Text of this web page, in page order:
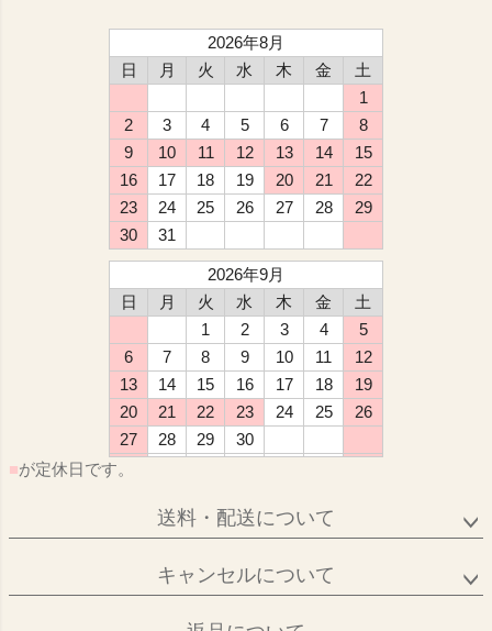
2026年8月
日
月 火 水 木 金
土
1
2
3 4 5 6 7
8
9
10 11 12 13 14
15
16
17 18 19 20 21
22
23
24 25 26 27 28
29
30
31
2026年9月
日
月 火 水 木 金
土
1
2 3 4
5
6
7 8 9 10 11
12
13
14 15 16 17 18
19
20
21 22 23 24 25
26
27
28 29
30
■が定休日です。
送料・配送について
キャンセルについて